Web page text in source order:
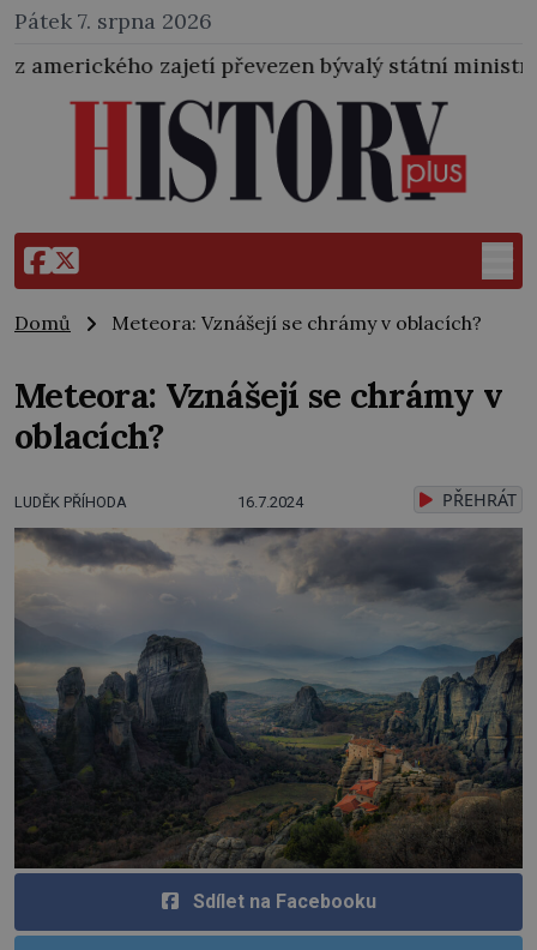
Pátek 7. srpna 2026
převezen bývalý státní ministr pro protektorát
Domů Meteora: Vznášejí se chrámy v oblacích?
Meteora: Vznášejí se chrámy v
oblacích?
LUDĚK PŘÍHODA 16.7.2024 PŘEHRÁT
Sdílet na Facebooku